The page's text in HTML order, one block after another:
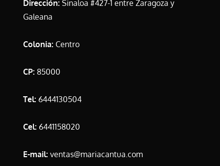
Dirección: Sinaloa #427-1 entre Zaragoza y
Galeana
Colonia: Centro
CP: 85000
Tel: 6444130504
Cel: 6441158020
E-mail: ventas@mariacantua.com